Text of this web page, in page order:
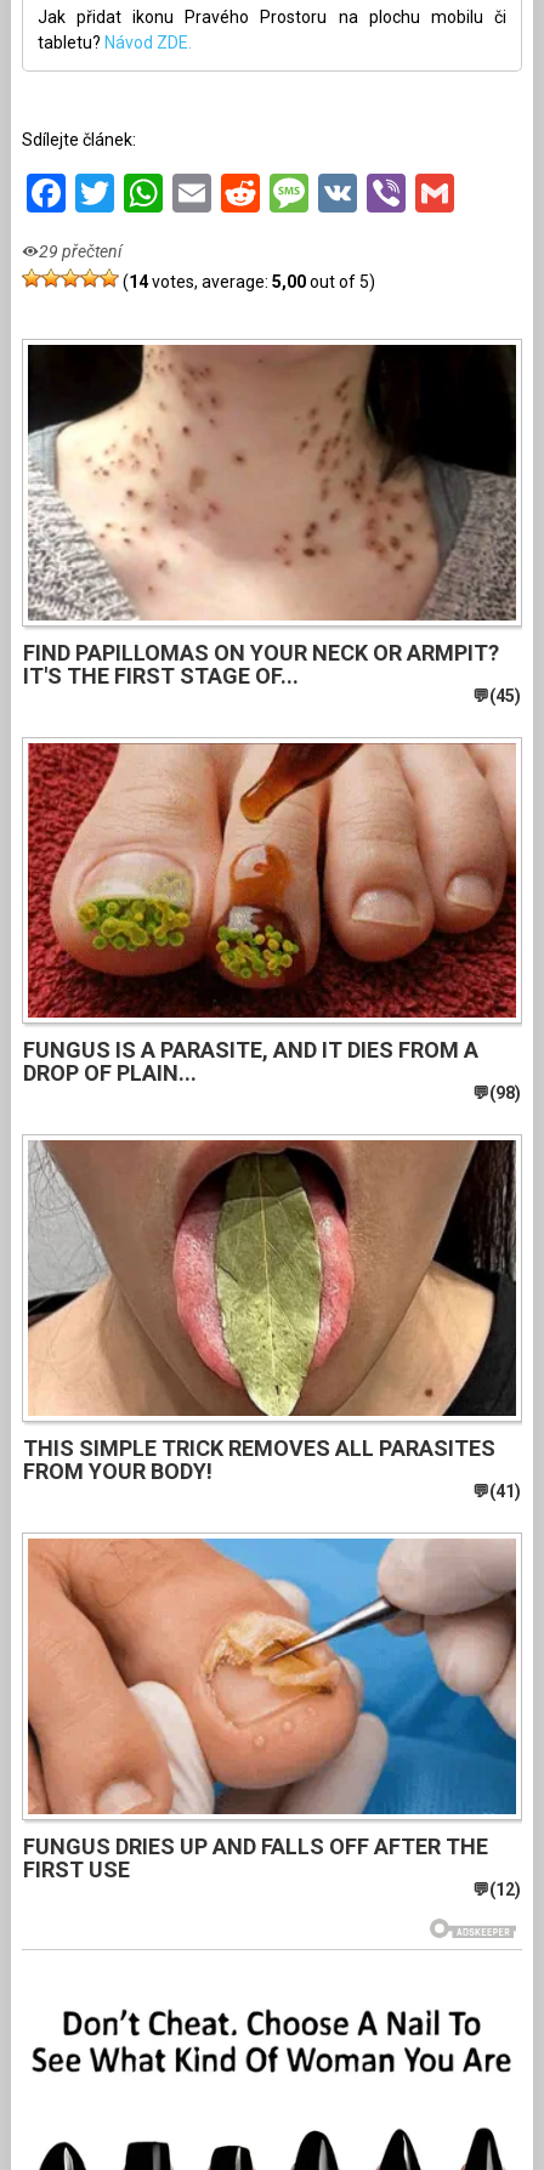
Jak přidat ikonu Pravého Prostoru na plochu mobilu či
tabletu? Návod ZDE.
Sdílejte článek:
Facebook
Twitter
WhatsApp
EmailRedditMessage
VKViber
29 přečtení
(14votes, average: 5,00out of 5)
FIND PAPILLOMAS ON YOUR NECK OR ARMPIT?
IT'S THE FIRST STAGE OF...
FUNGUS IS A PARASITE, AND IT DIES FROM A
DROP OF PLAIN...
THIS SIMPLE TRICK REMOVES ALL PARASITES
FROM YOUR BODY!
FUNGUS DRIES UP AND FALLS OFF AFTER THE
FIRST USE